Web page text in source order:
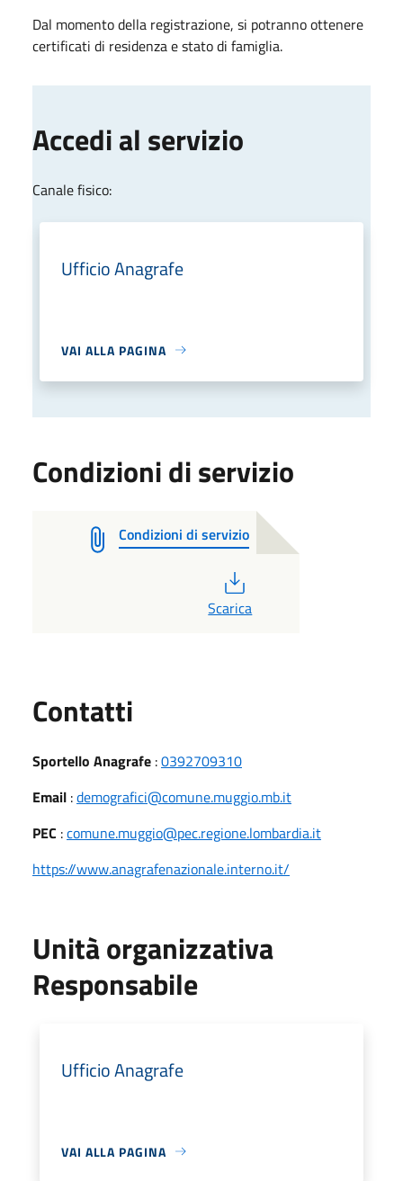
Dal momento della registrazione, si potranno ottenere
certificati di residenza e stato di famiglia.
Accedi al servizio
Canale fisico:
Ufficio Anagrafe
VAI ALLA PAGINA
Condizioni di servizio
Condizioni di servizio
Scarica
Contatti
Sportello Anagrafe :0392709310
Email :demografici@comune.muggio.mb.it
PEC :comune.muggio@pec.regione.lombardia.it
https://www.anagrafenazionale.interno.it/
Unità organizzativa
Responsabile
Ufficio Anagrafe
VAI ALLA PAGINA